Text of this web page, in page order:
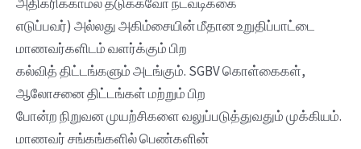
எடுப்பவர்) அல்லது அகிம்சையின் மீதான உறுதிப்பாட்டை
மாணவர்களிடம் வளர்க்கும் பிற
கல்வித் திட்டங்களும் அடங்கும். SGBV கொள்கைகள்,
ஆலோசனை திட்டங்கள் மற்றும் பிற
போன்ற நிறுவன முயற்சிகளை வலுப்படுத்துவதும் முக்கியம்.
மாணவர் சங்கங்களில் பெண்களின்